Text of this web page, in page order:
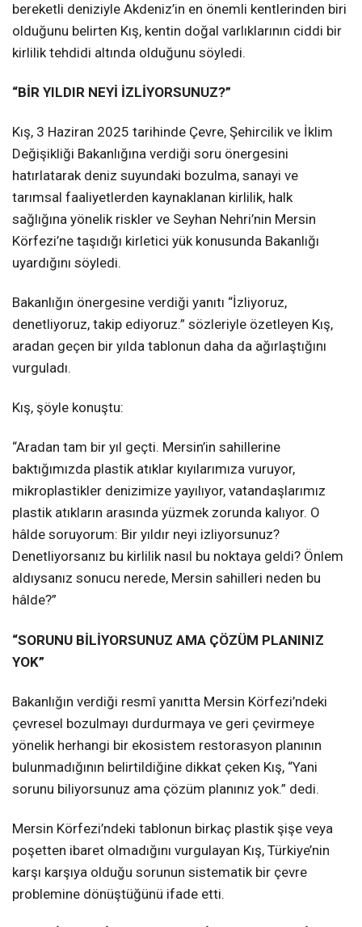
bereketli deniziyle Akdeniz’in en önemli kentlerinden biri
olduğunu belirten Kış, kentin doğal varlıklarının ciddi bir
kirlilik tehdidi altında olduğunu söyledi.
“BİR YILDIR NEYİ İZLİYORSUNUZ?”
Kış, 3 Haziran 2025 tarihinde Çevre, Şehircilik ve İklim
Değişikliği Bakanlığına verdiği soru önergesini
hatırlatarak deniz suyundaki bozulma, sanayi ve
tarımsal faaliyetlerden kaynaklanan kirlilik, halk
sağlığına yönelik riskler ve Seyhan Nehri’nin Mersin
Körfezi’ne taşıdığı kirletici yük konusunda Bakanlığı
uyardığını söyledi.
Bakanlığın önergesine verdiği yanıtı “İzliyoruz,
denetliyoruz, takip ediyoruz.” sözleriyle özetleyen Kış,
aradan geçen bir yılda tablonun daha da ağırlaştığını
vurguladı.
Kış, şöyle konuştu:
“Aradan tam bir yıl geçti. Mersin’in sahillerine
baktığımızda plastik atıklar kıyılarımıza vuruyor,
mikroplastikler denizimize yayılıyor, vatandaşlarımız
plastik atıkların arasında yüzmek zorunda kalıyor. O
hâlde soruyorum: Bir yıldır neyi izliyorsunuz?
Denetliyorsanız bu kirlilik nasıl bu noktaya geldi? Önlem
aldıysanız sonucu nerede, Mersin sahilleri neden bu
hâlde?”
“SORUNU BİLİYORSUNUZ AMA ÇÖZÜM PLANINIZ
YOK”
Bakanlığın verdiği resmî yanıtta Mersin Körfezi’ndeki
çevresel bozulmayı durdurmaya ve geri çevirmeye
yönelik herhangi bir ekosistem restorasyon planının
bulunmadığının belirtildiğine dikkat çeken Kış, “Yani
sorunu biliyorsunuz ama çözüm planınız yok.” dedi.
Mersin Körfezi’ndeki tablonun birkaç plastik şişe veya
poşetten ibaret olmadığını vurgulayan Kış, Türkiye’nin
karşı karşıya olduğu sorunun sistematik bir çevre
problemine dönüştüğünü ifade etti.